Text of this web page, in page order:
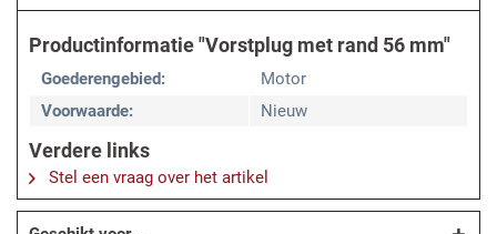
Productinformatie "Vorstplug met rand 56 mm"
Goederengebied:
Motor
Voorwaarde:
Nieuw
Verdere links
Stel een vraag over het artikel